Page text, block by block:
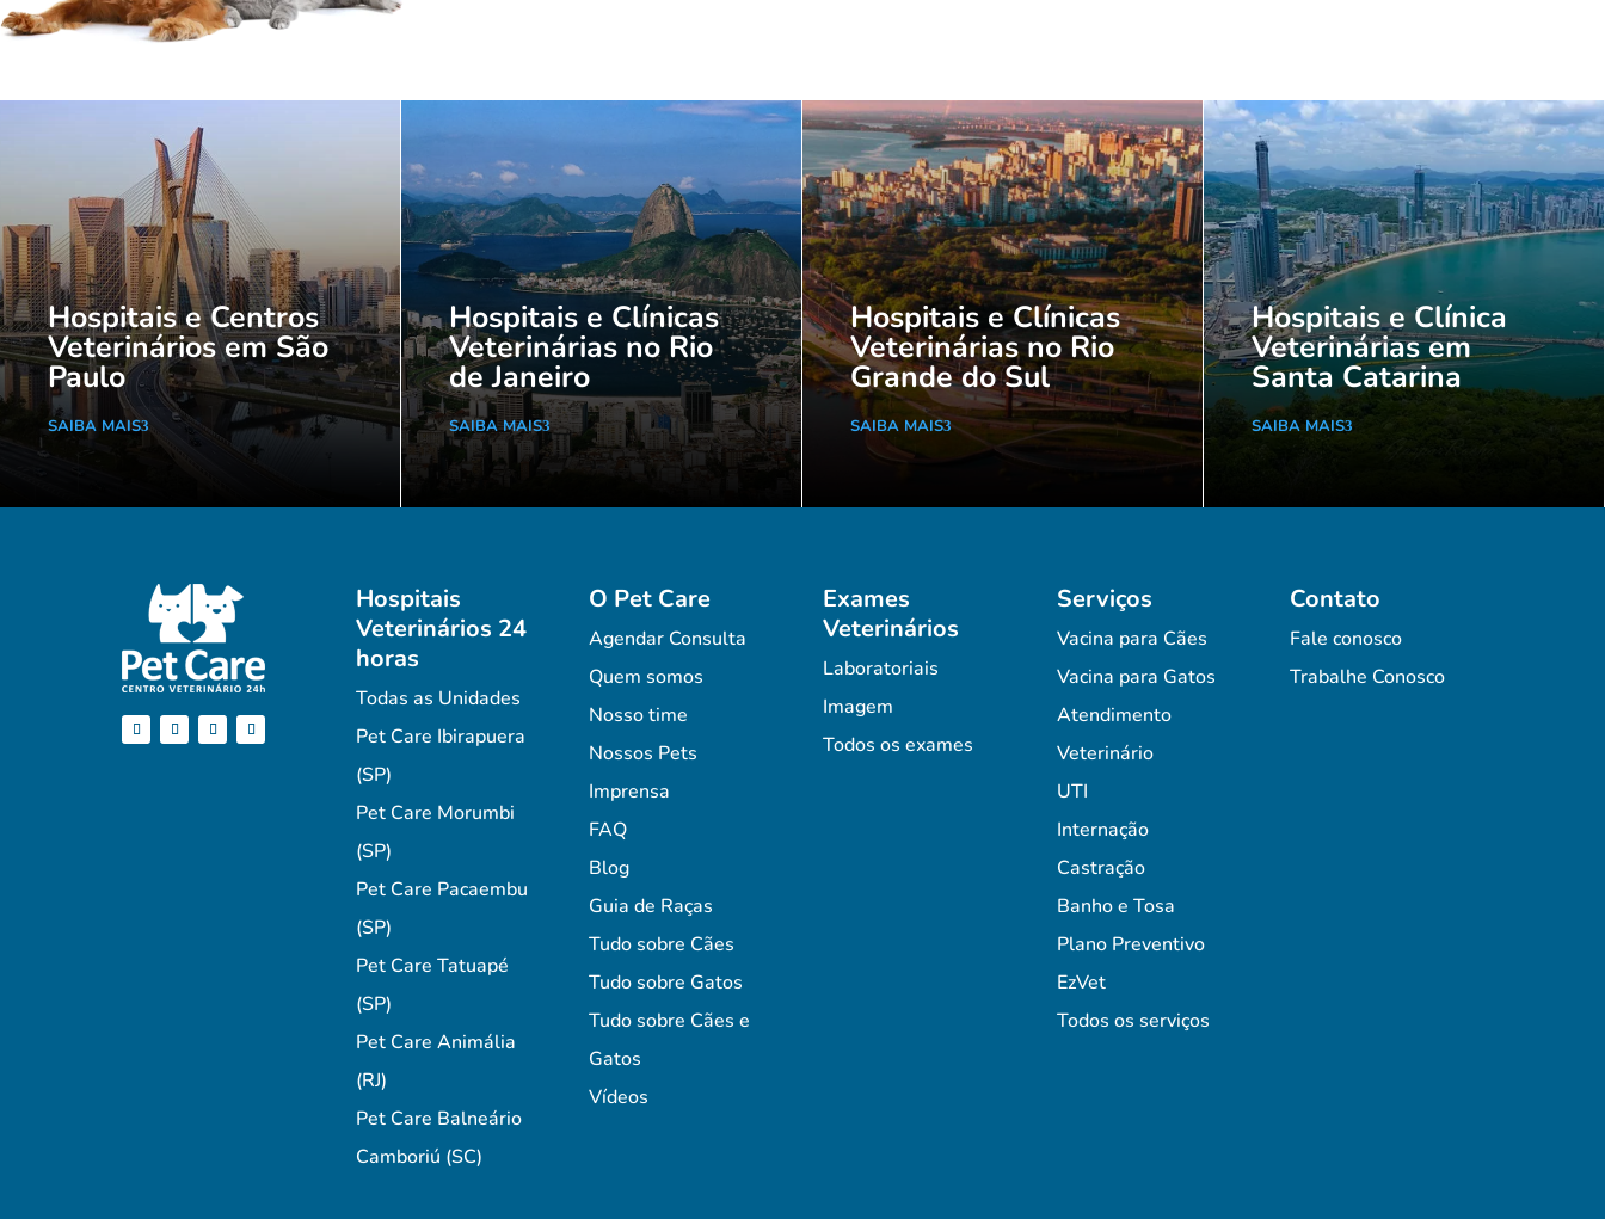
Hospitais e Centros
Veterinários em São
Paulo
SAIBA MAIS
Hospitais e Clínicas
Veterinárias no Rio
de Janeiro
SAIBA MAIS
Hospitais e Clínicas
Veterinárias no Rio
Grande do Sul
SAIBA MAIS
Hospitais e Clínica
Veterinárias em
Santa Catarina
SAIBA MAIS
Hospitais
Veterinários 24
horas
Todas as Unidades
Pet Care Ibirapuera
(SP)
Pet Care Morumbi
(SP)
Pet Care Pacaembu
(SP)
Pet Care Tatuapé
(SP)
Pet Care Animália
(RJ)
Pet Care Balneário
Camboriú (SC)
O Pet Care
Agendar Consulta
Quem somos
Nosso time
Nossos Pets
Imprensa
FAQ
Blog
Guia de Raças
Tudo sobre Cães
Tudo sobre Gatos
Tudo sobre Cães e
Gatos
Vídeos
Exames
Veterinários
Laboratoriais
Imagem
Todos os exames
Serviços
Vacina para Cães
Vacina para Gatos
Atendimento
Veterinário
UTI
Internação
Castração
Banho e Tosa
Plano Preventivo
EzVet
Todos os serviços
Contato
Fale conosco
Trabalhe Conosco